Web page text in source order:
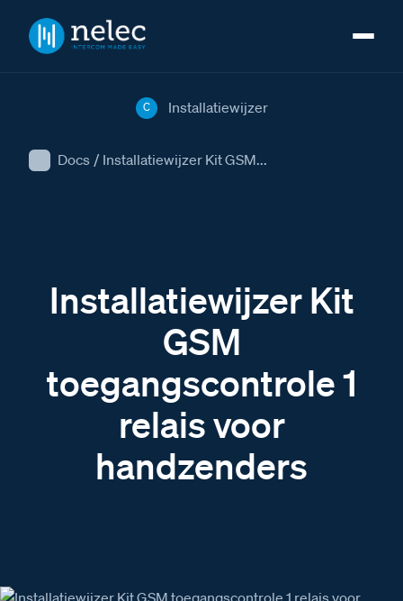
Docs / Installatiewijzer Kit GSM...
C Installatiewijzer
Installatiewijzer Kit
GSM
toegangscontrole 1
relais voor
handzenders